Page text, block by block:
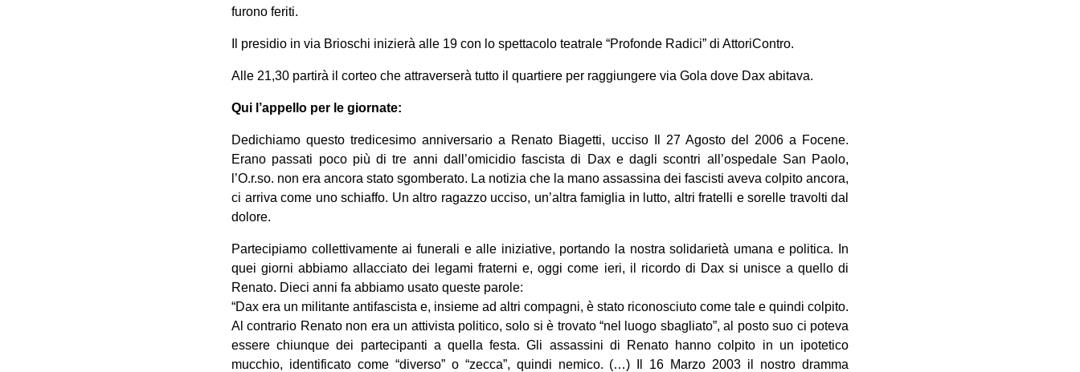
furono feriti.
Il presidio in via Brioschi inizierà alle 19 con lo spettacolo teatrale “Profonde Radici” di AttoriContro.
Alle 21,30 partirà il corteo che attraverserà tutto il quartiere per raggiungere via Gola dove Dax abitava.
Qui l’appello per le giornate:
Dedichiamo questo tredicesimo anniversario a Renato Biagetti, ucciso Il 27 Agosto del 2006 a Focene.
Erano passati poco più di tre anni dall’omicidio fascista di Dax e dagli scontri all’ospedale San Paolo,
l’O.r.so. non era ancora stato sgomberato. La notizia che la mano assassina dei fascisti aveva colpito ancora,
ci arriva come uno schiaffo. Un altro ragazzo ucciso, un’altra famiglia in lutto, altri fratelli e sorelle travolti dal
dolore.
Partecipiamo collettivamente ai funerali e alle iniziative, portando la nostra solidarietà umana e politica. In
quei giorni abbiamo allacciato dei legami fraterni e, oggi come ieri, il ricordo di Dax si unisce a quello di
Renato. Dieci anni fa abbiamo usato queste parole:
“Dax era un militante antifascista e, insieme ad altri compagni, è stato riconosciuto come tale e quindi colpito.
Al contrario Renato non era un attivista politico, solo si è trovato “nel luogo sbagliato”, al posto suo ci poteva
essere chiunque dei partecipanti a quella festa. Gli assassini di Renato hanno colpito in un ipotetico
mucchio, identificato come “diverso” o “zecca”, quindi nemico. (…) Il 16 Marzo 2003 il nostro dramma